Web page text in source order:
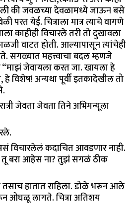
की जवळच्या देवळामध्ये जाऊन बसे
परत येई. चित्राला मात्र त्याचे वागणे
काहीही विचारले तरी तो दुखावला
वाटत होती. आल्यापासून त्यांचेही
सगळ्यात महत्त्वाचा बदल म्हणजे
“माझं जेवायला करत जा. खायला हे
विशेष! अन्यथा पूर्वी इतकादेखील तो
जेवता जेवता तिने अभिमन्यूला
विचारलेलं कदाचित आवडणार नाही.
बरा आहेस ना? तुझं सगळं ठीक
तसाच हातात राहिला. डोळे भरून आले
ओघळू लागते. चित्रा अतिशय